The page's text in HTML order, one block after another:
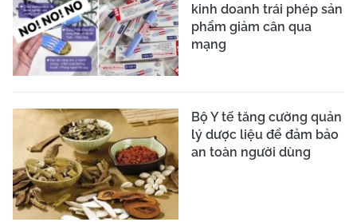
kinh doanh trái phép sản
phẩm giảm cân qua
mạng
Bộ Y tế tăng cường quản
lý dược liệu để đảm bảo
an toàn người dùng